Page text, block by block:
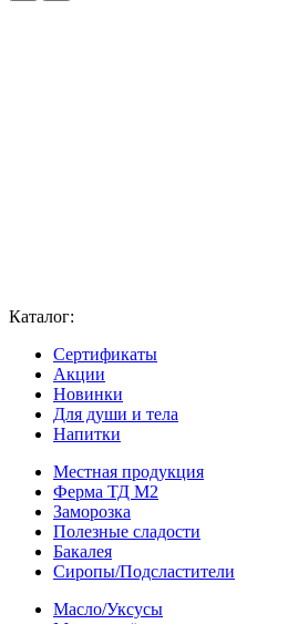
Каталог:
Сертификаты
Акции
Новинки
Для души и тела
Напитки
Местная продукция
Ферма ТД М2
Заморозка
Полезные сладости
Бакалея
Сиропы/Подсластители
Масло/Уксусы